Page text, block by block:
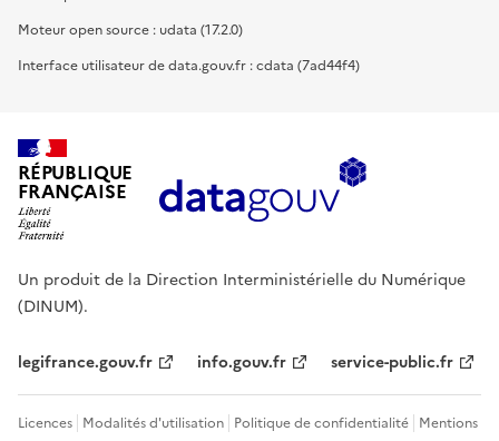
Moteur open source : udata (17.2.0)
Interface utilisateur de data.gouv.fr : cdata (7ad44f4)
RÉPUBLIQUE
FRANÇAISE
Un produit de la Direction Interministérielle du Numérique
(DINUM).
legifrance.gouv.fr info.gouv.fr service-public.fr
Licences Modalités d'utilisation Politique de confidentialité Mentions